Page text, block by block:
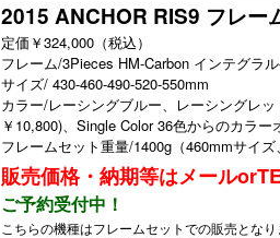
2015 ANCHOR RIS9 フレー
定価￥324,000（税込）
フレーム/3Pieces HM-Carbon インテグラ
サイズ/ 430-460-490-520-550mm
カラー/レーシングブルー、レーシングレ
￥10,800)、Single Color 36色からのカラー
フレームセット重量/1400g（460mmサイズ
販売価格・納期等はメール
ご予約受付中！
こちらの機種はフレームセットでの販売とな